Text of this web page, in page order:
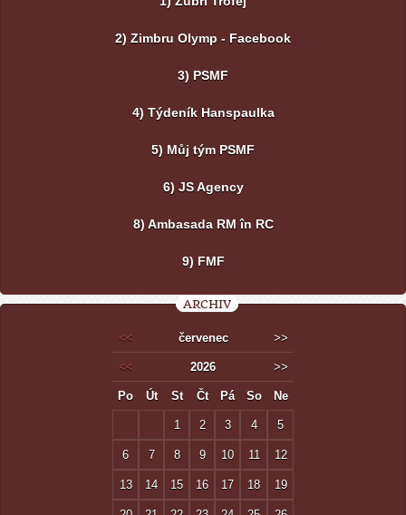
2) Zimbru Olymp - Facebook
3) PSMF
4) Týdeník Hanspaulka
5) Můj tým PSMF
6) JS Agency
8) Ambasada RM în RC
9) FMF
ARCHIV
<< červenec >>
<< 2026 >>
Po Út St Čt Pá So Ne
1 2 3 4 5
6 7 8 9 10 11 12
13 14 15 16 17 18 19